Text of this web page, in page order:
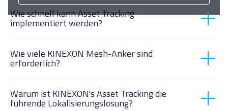
Wie schnell kann Asset Tracking
implementiert werden?
KINEXON RTLS-Netz
Wie viele KINEXON Mesh-Anker sind
erforderlich?
Warum ist KINEXON's Asset Tracking die
führende Lokalisierungslösung?